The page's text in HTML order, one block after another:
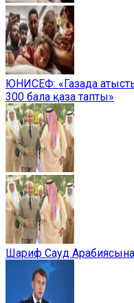
ЮНИСЕФ: «Газада
300 бала қаза тапты»
Шариф Сауд